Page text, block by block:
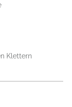
Klettern